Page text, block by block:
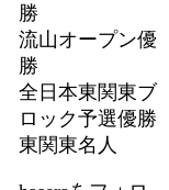
勝
流山オープン優
勝
全日本東関東ブ
ロック予選優勝
東関東名人